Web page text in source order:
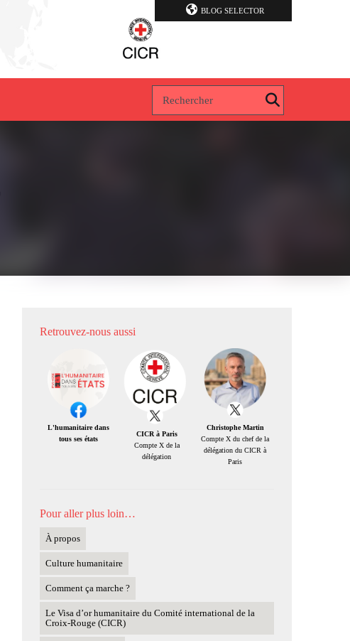
BLOG SELECTOR
Retrouvez-nous aussi
L'humanitaire dans
tous ses états
CICR à Paris
Compte X de la
délégation
Christophe Martin
Compte X du chef de la
délégation du CICR à
Paris
Pour aller plus loin…
À propos
Culture humanitaire
Comment ça marche ?
Le Visa d’or humanitaire du Comité international de la
Croix-Rouge (CICR)